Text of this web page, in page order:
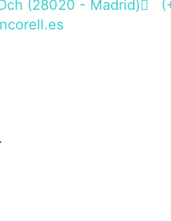
(28020 - Madrid)